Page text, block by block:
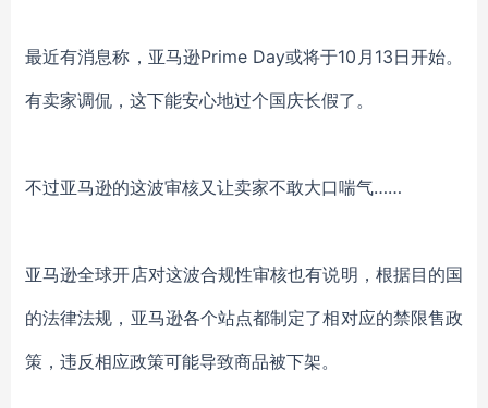
最近有消息称，亚马逊Prime Day或将于10月13日开始。
有卖家调侃，这下能安心地过个国庆长假了。
不过亚马逊的这波审核又让卖家不敢大口喘气……
亚马逊全球开店对这波合规性审核也有说明，根据目的国
的法律法规，亚马逊各个站点都制定了相对应的禁限售政
策，违反相应政策可能导致商品被下架。